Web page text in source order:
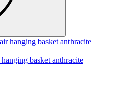
basket anthracite